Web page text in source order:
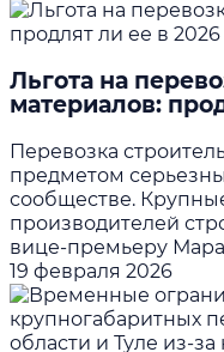
Льгота на
материалов:
Перевозка
предметом
сообществе.
производителей
вице-премьеру
19 февраля 2026